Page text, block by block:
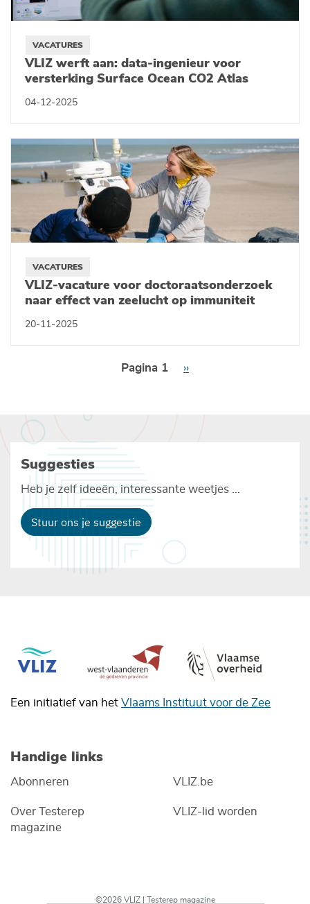
VACATURES
VLIZ werft aan: data-ingenieur voor
versterking Surface Ocean CO2 Atlas
04-12-2025
VACATURES
VLIZ-vacature voor doctoraatsonderzoek
naar effect van zeelucht op immuniteit
20-11-2025
Pagina 1
Volgende
››
Suggesties
Heb je zelf ideeën, interessante weetjes ...
Stuur ons je suggestie
Een initiatief van het Vlaams Instituut voor de Zee
Handige links
Abonneren
Over Testerep
magazine
VLIZ.be
VLIZ-lid worden
©2026 VLIZ | Testerep magazine